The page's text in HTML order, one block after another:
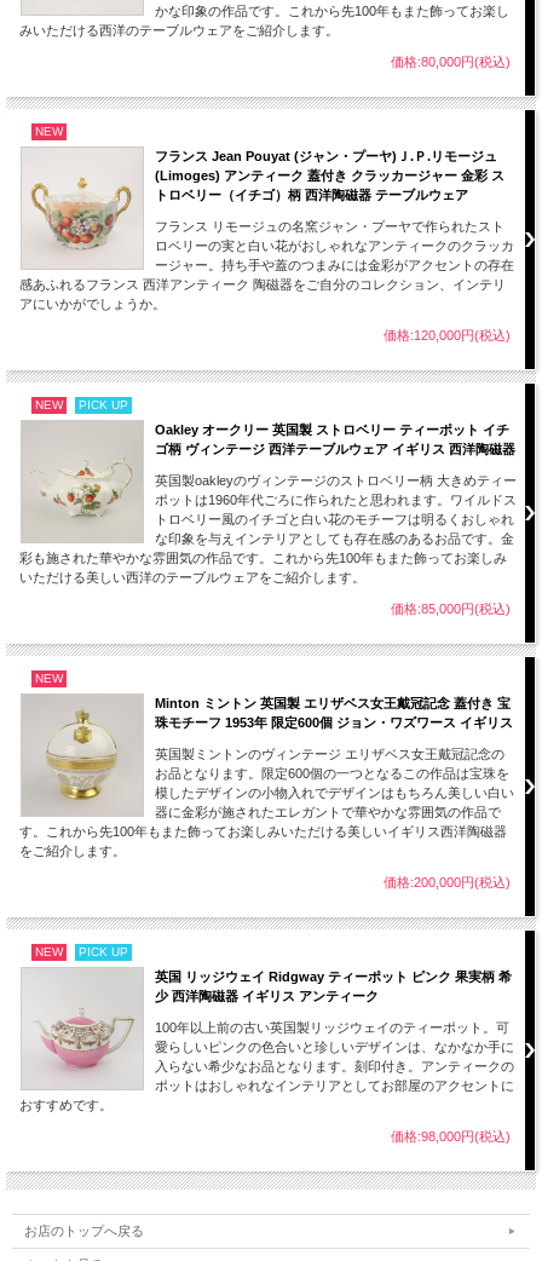
■当店では、多数あるエインズレイの商品の中から特にデザイン性や質の高いもの
を厳選し取り揃えております。
■当方で扱うアンティーク商品、ヴィンテージ品はすべてインテリアとして輸入し
コレクションとして飾ってお楽しみください。
【刻印（バックスタンプ）】
エインズレイの作品の裏につけられた刻印（バックスタンプ）から製造された時代
がみてとれます。
この作品は1934年ーのものとなります。
【Aynsley エインズレイを選んだ理由】
240年以上の長い歴史をもつエンズレイの中でもデザイン的にも品質的にも充実し
た時代のアンティーク、ヴィンテージ品を扱っています。エインズレイは英国王
室、ロイヤルファミリー、貴族などともつながりをもち素晴らしい作品を数多く作
品質、デザイン性の良いものを選んでいます。
当時現地で作られた英国製にこだわり一つ一つ厳選しご紹介しています。
ごゆっくりご覧くださいませ。
100年以上前のものとしては全体的には良い状態です。
コレクション、お部屋のインテリアにいかがでしょうか。
画像をご覧いただきご確認ください。
■当方で扱うアンティーク品、ヴィンテージ品はすべてインテリアとして輸入して
おります。
小キズ等は長い時間を乗り越えた大切に保管されてきたアンティークの魅力となり
ご理解ご了承のほどよろしくお願いします。
かな印象の作品です。これから先100年もまた飾ってお楽し
みいただける西洋のテーブルウェアをご紹介します。
価格:80,000円(税込)
NEW
フランス Jean Pouyat (ジャン・プーヤ)Ｊ.Ｐ.リモージュ
(Limoges) アンティーク 蓋付き クラッカージャー 金彩 ス
トロベリー（イチゴ）柄 西洋陶磁器 テーブルウェア
フランス リモージュの名窯ジャン・プーヤで作られたスト
ロベリーの実と白い花がおしゃれなアンティークのクラッカ
ージャー。持ち手や蓋のつまみには金彩がアクセントの存在
感あふれるフランス 西洋アンティーク 陶磁器をご自分のコレクション、インテリ
アにいかがでしょうか。
価格:120,000円(税込)
NEW PICK UP
Oakley オークリー 英国製 ストロベリー ティーポット イチ
ゴ柄 ヴィンテージ 西洋テーブルウェア イギリス 西洋陶磁器
英国製oakleyのヴィンテージのストロベリー柄 大きめティー
ポットは1960年代ごろに作られたと思われます。ワイルドス
トロベリー風のイチゴと白い花のモチーフは明るくおしゃれ
な印象を与えインテリアとしても存在感のあるお品です。金
彩も施された華やかな雰囲気の作品です。これから先100年もまた飾ってお楽しみ
いただける美しい西洋のテーブルウェアをご紹介します。
価格:85,000円(税込)
NEW
Minton ミントン 英国製 エリザベス女王戴冠記念 蓋付き 宝
珠モチーフ 1953年 限定600個 ジョン・ワズワース イギリス
英国製ミントンのヴィンテージ エリザベス女王戴冠記念の
お品となります。限定600個の一つとなるこの作品は宝珠を
模したデザインの小物入れでデザインはもちろん美しい白い
器に金彩が施されたエレガントで華やかな雰囲気の作品で
す。これから先100年もまた飾ってお楽しみいただける美しいイギリス西洋陶磁器
をご紹介します。
価格:200,000円(税込)
NEW PICK UP
英国 リッジウェイ Ridgway ティーポット ピンク 果実柄 希
少 西洋陶磁器 イギリス アンティーク
100年以上前の古い英国製リッジウェイのティーポット。可
愛らしいピンクの色合いと珍しいデザインは、なかなか手に
入らない希少なお品となります。刻印付き。アンティークの
ポットはおしゃれなインテリアとしてお部屋のアクセントに
おすすめです。
価格:98,000円(税込)
お店のトップへ戻る